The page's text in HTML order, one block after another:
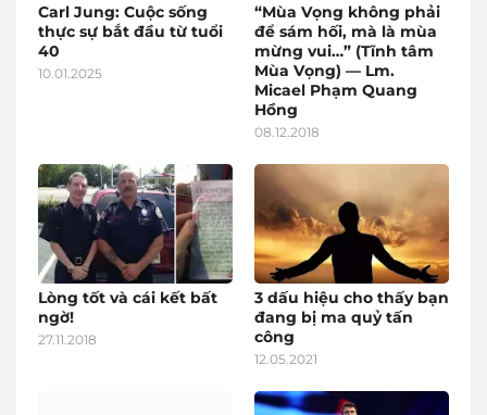
Carl Jung: Cuộc sống
thực sự bắt đầu từ tuổi
40
10.01.2025
“Mùa Vọng không phải
để sám hối, mà là mùa
mừng vui…” (Tĩnh tâm
Mùa Vọng) — Lm.
Micael Phạm Quang
Hồng
08.12.2018
Lòng tốt và cái kết bất
ngờ!
27.11.2018
3 dấu hiệu cho thấy bạn
đang bị ma quỷ tấn
công
12.05.2021